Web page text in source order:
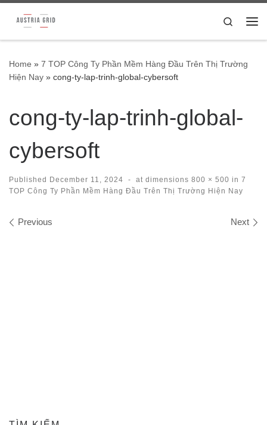
Skip to content
Search
Home » 7 TOP Công Ty Phần Mềm Hàng Đầu Trên Thị Trường
Hiện Nay » cong-ty-lap-trinh-global-cybersoft
cong-ty-lap-trinh-global-
cybersoft
Published December 11, 2024 - at dimensions 800 × 500 in 7
TOP Công Ty Phần Mềm Hàng Đầu Trên Thị Trường Hiện Nay
Images navigation
Previous Next